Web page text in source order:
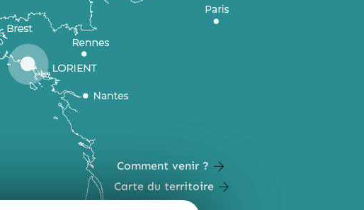
Comment venir ?
Carte du territoire